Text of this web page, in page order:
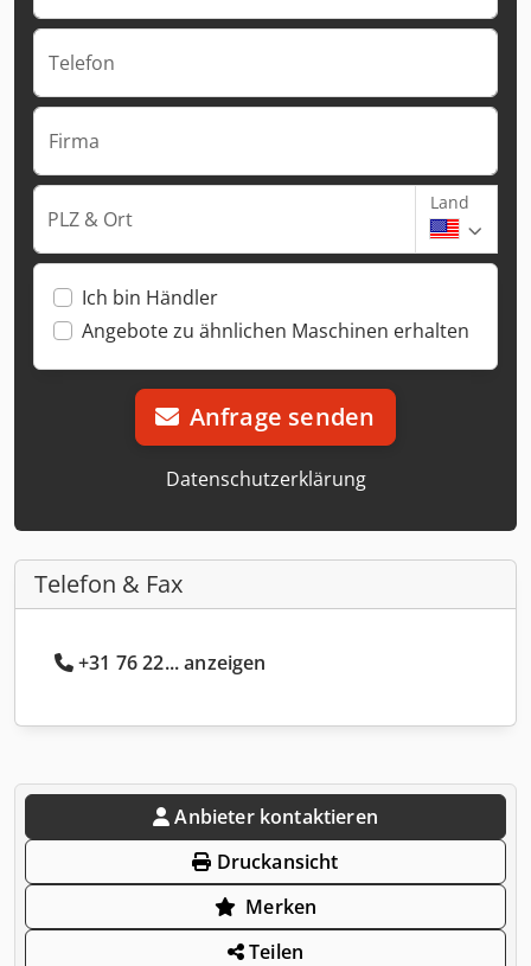
Telefon
Firma
PLZ & Ort
Land
Ich bin Händler
Angebote zu ähnlichen Maschinen erhalten
Anfrage senden
Datenschutzerklärung
Telefon & Fax
+31 76 22... anzeigen
Anbieter kontaktieren
Druckansicht
Merken
Teilen